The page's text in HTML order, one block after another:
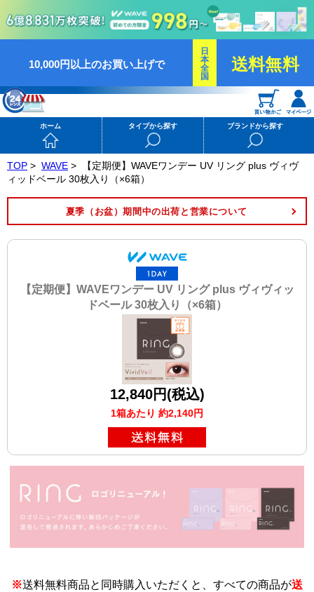
10,000円以上のお買い上げで
日
本
全
国
送料無料
ホーム タイプから探す ブランドから探す
TOP > WAVE >
【定期便】WAVEワンデー UV リング plus ヴィヴ
ィッドベール 30枚入り（×6箱）
夏季（お盆）期間中の出荷と営業について
【定期便】WAVEワンデー UV リング plus ヴィヴィッ
ドベール 30枚入り（×6箱）
12,840円(税込)
1箱あたり 約2,140円
※送料無料商品と同時購入いただくと、すべての商品が送